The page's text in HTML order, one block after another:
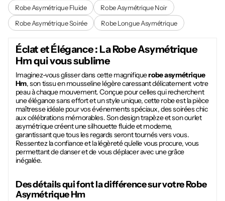
Robe Asymétrique Fluide
Robe Asymétrique Noir
Robe Asymétrique Soirée
Robe Longue Asymétrique
Éclat et Élégance : LaRobe Asymétrique
Hmqui vous sublime
Imaginez-vous glisser dans cette magnifiquerobe asymétrique
Hm, son tissu en mousseline légère caressant délicatement votre
peau à chaque mouvement. Conçue pour celles qui recherchent
une élégance sans effort et un style unique, cette robe est la pièce
maîtresse idéale pour vos événements spéciaux, des soirées chic
aux célébrations mémorables. Son design trapèze et son ourlet
asymétrique créent une silhouette fluide et moderne,
garantissant que tous les regards seront tournés vers vous.
Ressentez la confiance et la légèreté qu'elle vous procure, vous
permettant de danser et de vous déplacer avec une grâce
inégalée.
Des détails qui font la différence sur votreRobe
Asymétrique Hm